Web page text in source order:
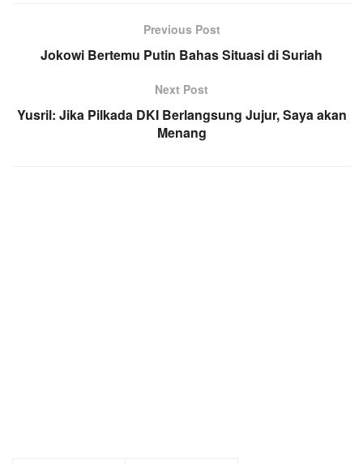
Previous Post
Jokowi Bertemu Putin Bahas Situasi di Suriah
Next Post
Yusril: Jika Pilkada DKI Berlangsung Jujur, Saya akan
Menang